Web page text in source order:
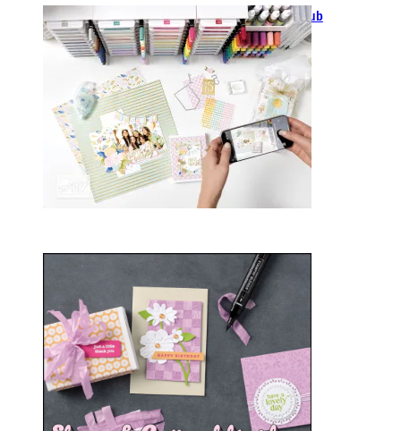
GANZ NEU: Scrapbooking Club
2025
21. Januar 2025
Sale-a-bration 2025
20. Januar 2025